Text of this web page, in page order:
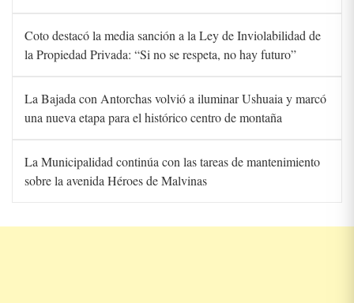
Coto destacó la media sanción a la Ley de Inviolabilidad de
la Propiedad Privada: “Si no se respeta, no hay futuro”
La Bajada con Antorchas volvió a iluminar Ushuaia y marcó
una nueva etapa para el histórico centro de montaña
La Municipalidad continúa con las tareas de mantenimiento
sobre la avenida Héroes de Malvinas